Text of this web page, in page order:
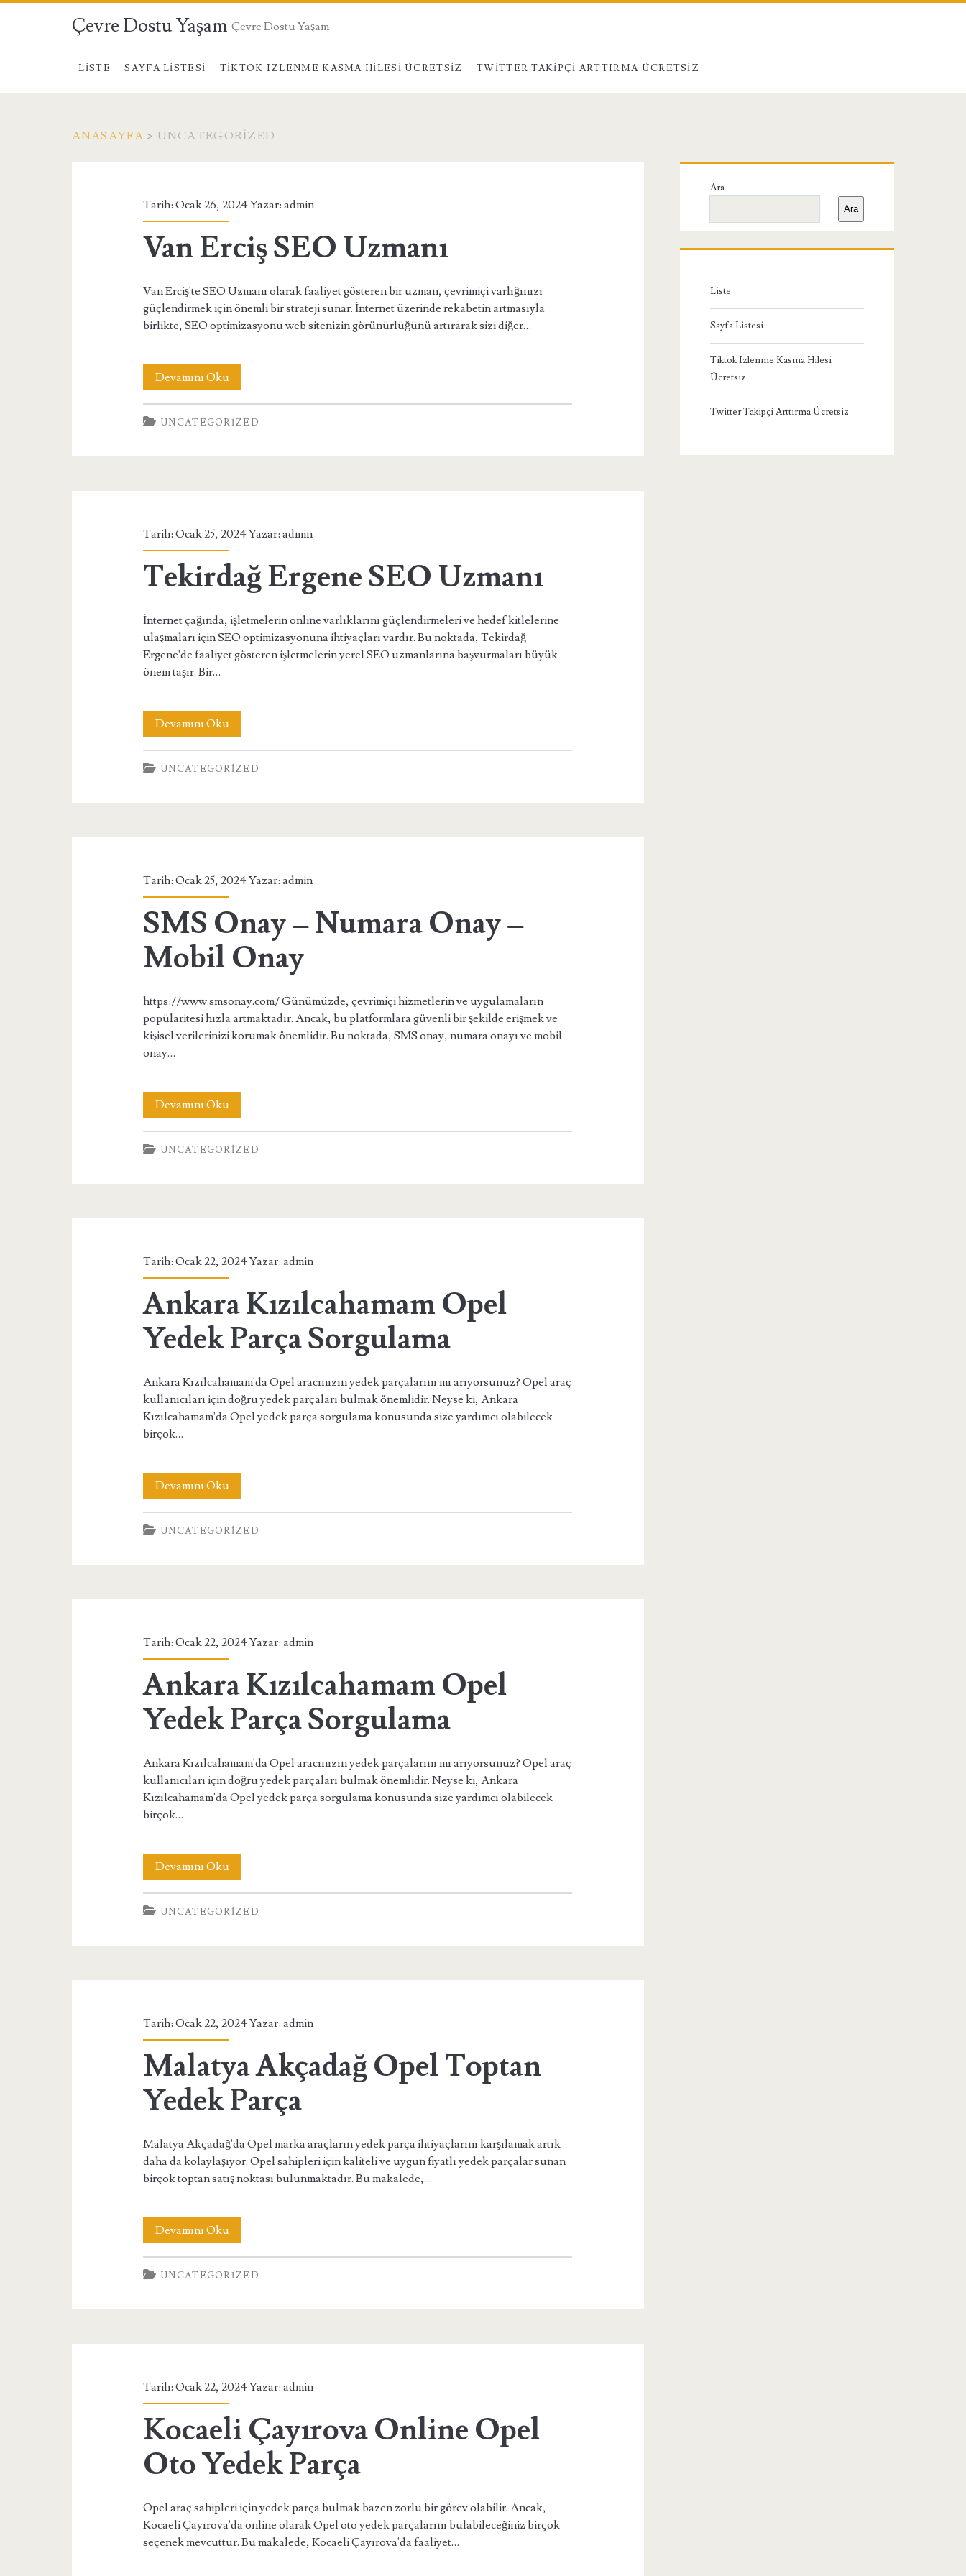
Çevre Dostu Yaşam Çevre Dostu Yaşam
LISTE SAYFA LISTESI TIKTOK IZLENME KASMA HILESI ÜCRETSIZ TWITTER TAKIPÇI ARTTIRMA ÜCRETSIZ
ANASAYFA > UNCATEGORIZED
<span>Uncategorized</span>
Tarih: Ocak 26, 2024 Yazar:admin
Van Erciş SEO Uzmanı
Van Erciş'te SEO Uzmanı olarak faaliyet gösteren bir uzman, çevrimiçi varlığınızı
güçlendirmek için önemli bir strateji sunar. İnternet üzerinde rekabetin artmasıyla
birlikte, SEO optimizasyonu web sitenizin görünürlüğünü artırarak sizi diğer…
Devamını OkuVan
Erciş
SEO
UNCATEGORIZED
Tarih: Ocak 25, 2024 Yazar:admin
Tekirdağ Ergene SEO Uzmanı
İnternet çağında, işletmelerin online varlıklarını güçlendirmeleri ve hedef kitlelerine
ulaşmaları için SEO optimizasyonuna ihtiyaçları vardır. Bu noktada, Tekirdağ
Ergene'de faaliyet gösteren işletmelerin yerel SEO uzmanlarına başvurmaları büyük
önem taşır. Bir…
Devamını OkuTekirdağ
Ergene
SEO
UNCATEGORIZED
Tarih: Ocak 25, 2024 Yazar:admin
SMS Onay – Numara Onay –
Mobil Onay
https://www.smsonay.com/ Günümüzde, çevrimiçi hizmetlerin ve uygulamaların
popülaritesi hızla artmaktadır. Ancak, bu platformlara güvenli bir şekilde erişmek ve
kişisel verilerinizi korumak önemlidir. Bu noktada, SMS onay, numara onayı ve mobil
onay…
Devamını OkuSMS
Onay
–
Mobil
UNCATEGORIZED
Tarih: Ocak 22, 2024 Yazar:admin
Ankara Kızılcahamam Opel
Yedek Parça Sorgulama
Ankara Kızılcahamam'da Opel aracınızın yedek parçalarını mı arıyorsunuz? Opel araç
kullanıcıları için doğru yedek parçaları bulmak önemlidir. Neyse ki, Ankara
Kızılcahamam'da Opel yedek parça sorgulama konusunda size yardımcı olabilecek
birçok…
Devamını OkuAnkara
Kızılcahamam
Opel
UNCATEGORIZED
Tarih: Ocak 22, 2024 Yazar:admin
Ankara Kızılcahamam Opel
Yedek Parça Sorgulama
Ankara Kızılcahamam'da Opel aracınızın yedek parçalarını mı arıyorsunuz? Opel araç
kullanıcıları için doğru yedek parçaları bulmak önemlidir. Neyse ki, Ankara
Kızılcahamam'da Opel yedek parça sorgulama konusunda size yardımcı olabilecek
birçok…
Devamını OkuAnkara
Kızılcahamam
Opel
UNCATEGORIZED
Tarih: Ocak 22, 2024 Yazar:admin
Malatya Akçadağ Opel Toptan
Yedek Parça
Malatya Akçadağ'da Opel marka araçların yedek parça ihtiyaçlarını karşılamak artık
daha da kolaylaşıyor. Opel sahipleri için kaliteli ve uygun fiyatlı yedek parçalar sunan
birçok toptan satış noktası bulunmaktadır. Bu makalede,…
Devamını OkuMalatya
Akçadağ
Opel
UNCATEGORIZED
Tarih: Ocak 22, 2024 Yazar:admin
Kocaeli Çayırova Online Opel
Oto Yedek Parça
Opel araç sahipleri için yedek parça bulmak bazen zorlu bir görev olabilir. Ancak,
Kocaeli Çayırova'da online olarak Opel oto yedek parçalarını bulabileceğiniz birçok
seçenek mevcuttur. Bu makalede, Kocaeli Çayırova'da faaliyet…
Birincil
Yan
Menü
Ara
Ara
Liste
Sayfa Listesi
Tiktok Izlenme Kasma Hilesi
Ücretsiz
Twitter Takipçi Arttırma Ücretsiz